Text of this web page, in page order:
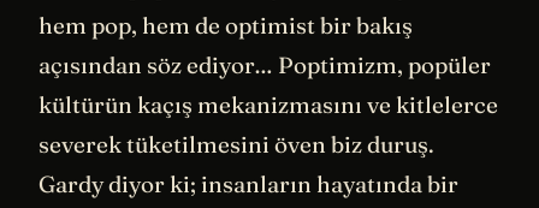
hem pop, hem de optimist bir bakış
açısından söz ediyor… Poptimizm, popüler
kültürün kaçış mekanizmasını ve kitlelerce
severek tüketilmesini öven biz duruş.
Gardy diyor ki; insanların hayatında bir